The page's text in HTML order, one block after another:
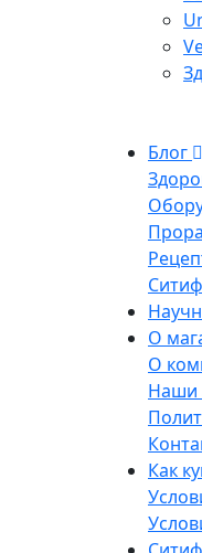
Блог
О
О
Наши
Как